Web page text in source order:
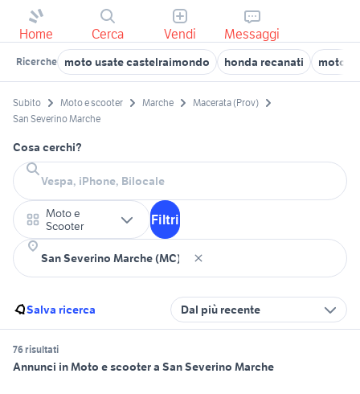
Home Cerca Vendi Messaggi
Ricerche moto usate castelraimondo honda recanati moto
Subito Moto e scooter Marche
Macerata (Prov)
San Severino Marche
Cosa cerchi?
Moto e
Scooter
Filtri
Salva ricerca Dal più recente
76 risultati
Annunci in Moto e scooter a San Severino Marche